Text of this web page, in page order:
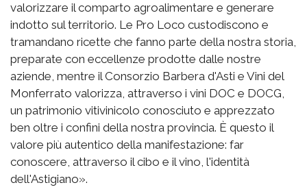
valorizzare il comparto agroalimentare e generare
indotto sul territorio. Le Pro Loco custodiscono e
tramandano ricette che fanno parte della nostra storia,
preparate con eccellenze prodotte dalle nostre
aziende, mentre il Consorzio Barbera d'Asti e Vini del
Monferrato valorizza, attraverso i vini DOC e DOCG,
un patrimonio vitivinicolo conosciuto e apprezzato
ben oltre i confini della nostra provincia. È questo il
valore più autentico della manifestazione: far
conoscere, attraverso il cibo e il vino, l'identità
dell'Astigiano».